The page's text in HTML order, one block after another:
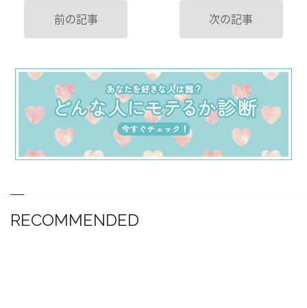
前の記事 次の記事
RECOMMENDED